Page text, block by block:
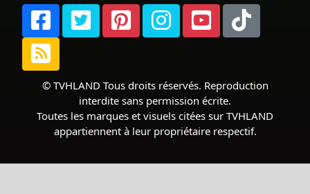
© TVHLAND Tous droits réservés. Reproduction
interdite sans permission écrite.
Toutes les marques et visuels citées sur TVHLAND
appartiennent à leur propriétaire respectif.